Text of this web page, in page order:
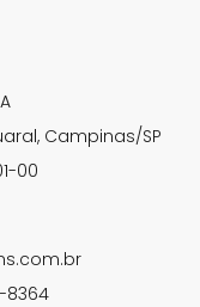
Campinas/SP
00
8364